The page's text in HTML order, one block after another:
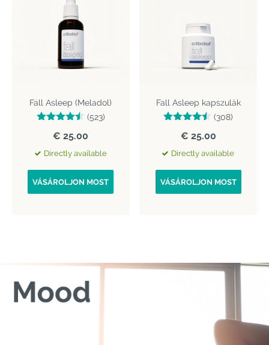
Fall Asleep (Meladol)
(523)
€ 25.00
Directly available
VÁSÁROLJON MOST
Fall Asleep kapszulák
(308)
€ 25.00
Directly available
VÁSÁROLJON MOST